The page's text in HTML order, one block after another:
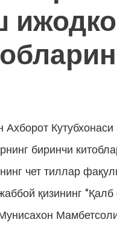
биринчи
чет тиллар
қизининг